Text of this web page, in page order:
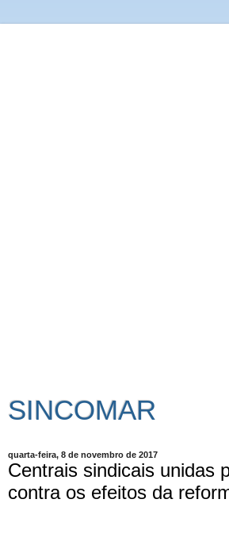
SINCOMAR
quarta-feira, 8 de novembro de 2017
Centrais sindicais unidas
contra os efeitos da